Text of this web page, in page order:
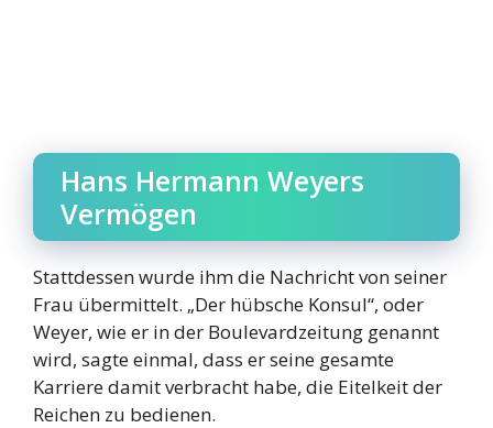
Hans Hermann Weyers
Vermögen
Stattdessen wurde ihm die Nachricht von seiner
Frau übermittelt. „Der hübsche Konsul“, oder
Weyer, wie er in der Boulevardzeitung genannt
wird, sagte einmal, dass er seine gesamte
Karriere damit verbracht habe, die Eitelkeit der
Reichen zu bedienen.